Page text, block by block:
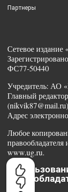
Партнеры
Сетевое издание
ФС77-50440
Учредитель: АО
Главный
(nikvik87@mail.ru)
Адрес
Любое
www.ug.ru.